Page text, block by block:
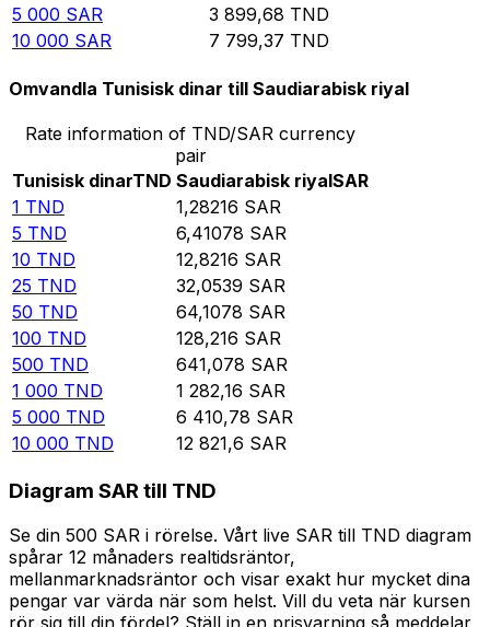
5 000 SAR 3 899,68 TND
10 000 SAR 7 799,37 TND
Omvandla Tunisisk dinar till Saudiarabisk riyal
Rate information of TND/SAR currency
pair
Tunisisk dinarTND Saudiarabisk riyalSAR
1 TND 1,28216 SAR
5 TND 6,41078 SAR
10 TND 12,8216 SAR
25 TND 32,0539 SAR
50 TND 64,1078 SAR
100 TND 128,216 SAR
500 TND 641,078 SAR
1 000 TND 1 282,16 SAR
5 000 TND 6 410,78 SAR
10 000 TND 12 821,6 SAR
Diagram SAR till TND
Se din 500 SAR i rörelse. Vårt live SAR till TND diagram
spårar 12 månaders realtidsräntor,
mellanmarknadsräntor och visar exakt hur mycket dina
pengar var värda när som helst. Vill du veta när kursen
rör sig till din fördel? Ställ in en prisvarning så meddelar